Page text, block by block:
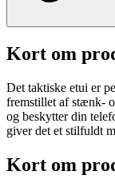
Kort om
Det taktiske etui er
fremstillet af stænk-
og beskytter din
giver det et stilfuldt
Kort om